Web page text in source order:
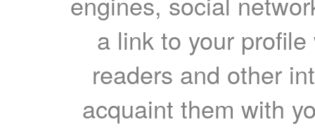
a link to your
readers and other
acquaint them with